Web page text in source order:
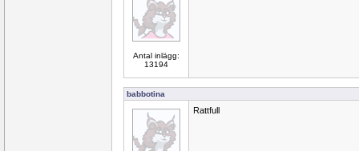
Antal inlägg:
13194
babbotina
Rattfull